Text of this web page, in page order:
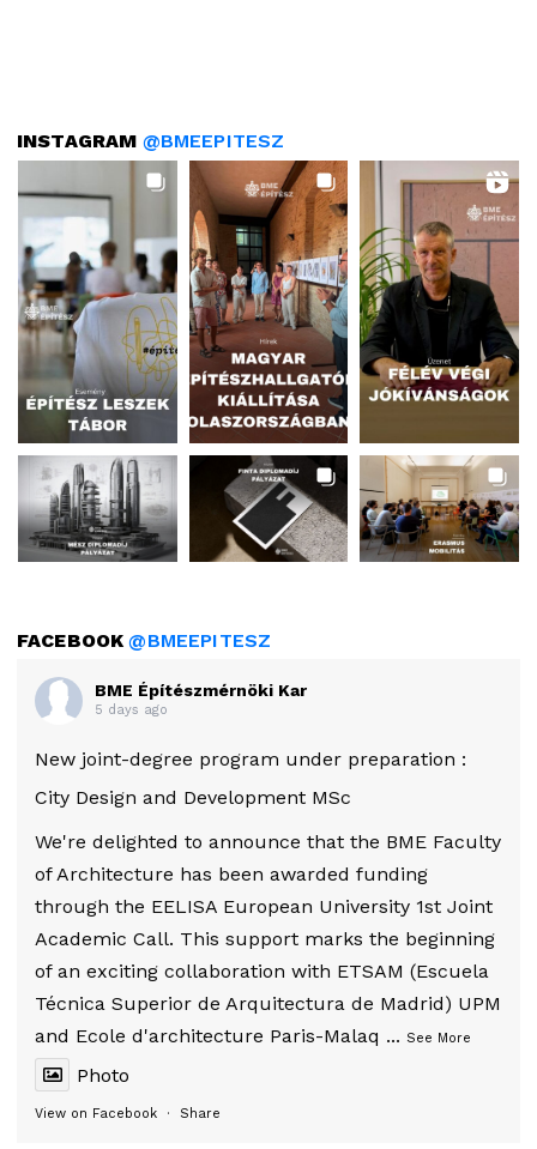
INSTAGRAM @BMEEPITESZ
FACEBOOK@BMEEPITESZ
BME Építészmérnöki Kar
5 days ago
New joint-degree program under preparation :
City Design and Development MSc
We're delighted to announce that the BME Faculty
of Architecture has been awarded funding
through the EELISA European University 1st Joint
Academic Call. This support marks the beginning
of an exciting collaboration with ETSAM (Escuela
Técnica Superior de Arquitectura de Madrid) UPM
and Ecole d'architecture Paris-Malaq ... See More
Photo
View on Facebook · Share